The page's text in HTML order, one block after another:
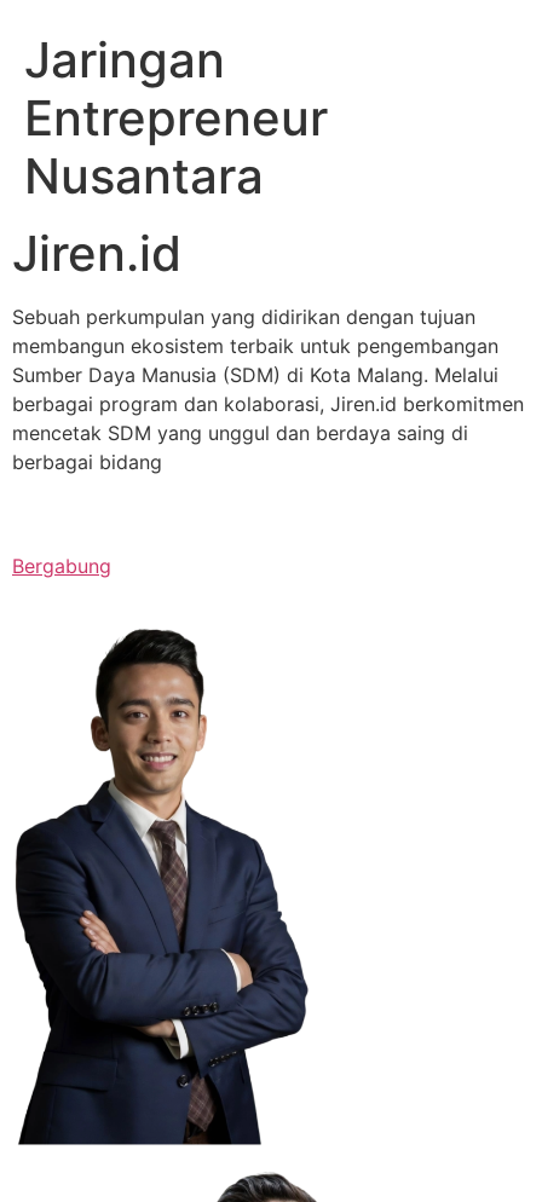
Jaringan
Entrepreneur
Nusantara
Jiren.id
Sebuah perkumpulan yang didirikan dengan tujuan
membangun ekosistem terbaik untuk pengembangan
Sumber Daya Manusia (SDM) di Kota Malang. Melalui
berbagai program dan kolaborasi, Jiren.id berkomitmen
mencetak SDM yang unggul dan berdaya saing di
berbagai bidang
Bergabung